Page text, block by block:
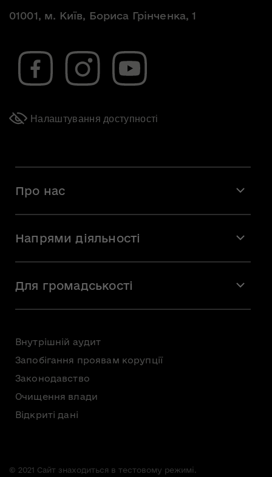
01001, м. Київ, Бориса Грінченка, 1
Налаштування доступності
Про нас
Команда
Вакансії
Напрями діяльності
Мистецька освіта
Для громадськості
Громадська рада
Консультації з громадськістю
Доступ до публічної інформації
Безоплатна первинна правнича допомога
Внутрішній аудит
Запобігання проявам корупції
Законодавство
Очищення влади
Відкриті дані
© 2021 Сайт знаходиться в тестовому режимі.